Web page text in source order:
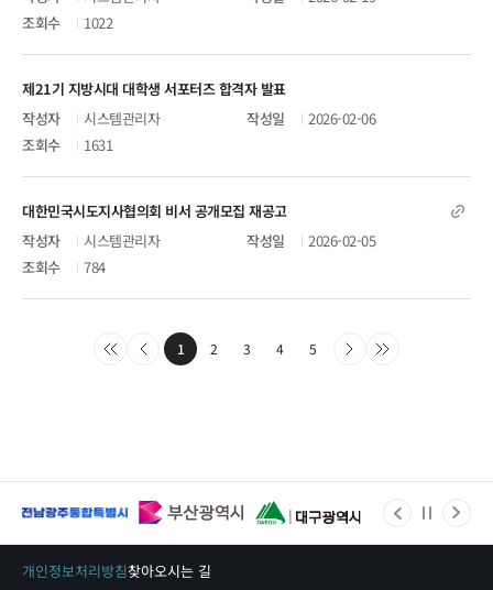
1022
제21기 지방시대 대학생 서포터즈 합격자 발표
시스템관리자
2026-02-06
1631
대한민국시도지사협의회 비서 공개모집 재공고
시스템관리자
2026-02-05
784
1 2 3 4 5
개인정보처리방침찾아오시는 길